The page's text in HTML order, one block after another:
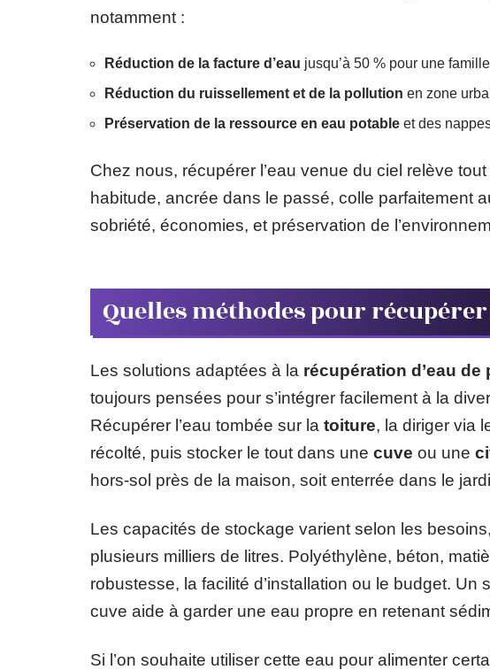
notamment :
Réduction de la facture d’eau jusqu’à 50 % pour une
Réduction du ruissellement et de la pollution en zone
Préservation de la ressource en eau potable et des
Chez nous, récupérer l’eau venue du ciel relève
habitude, ancrée dans le passé, colle parfaitement
sobriété, économies, et préservation de
Quelles méthodes pour récupérer
Les solutions adaptées à la récupération d’eau de
toujours pensées pour s’intégrer facilement à la
Récupérer l’eau tombée sur la toiture, la diriger via
récolté, puis stocker le tout dans une cuve ou une
hors-sol près de la maison, soit enterrée dans le
Les capacités de stockage varient selon les
plusieurs milliers de litres. Polyéthylène, béton,
robustesse, la facilité d’installation ou le budget. Un
cuve aide à garder une eau propre en retenant
Si l’on souhaite utiliser cette eau pour alimenter